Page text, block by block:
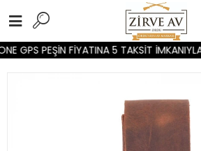
GPS PEŞİN FİYATINA 5 TAKSİT İMKANIYLA